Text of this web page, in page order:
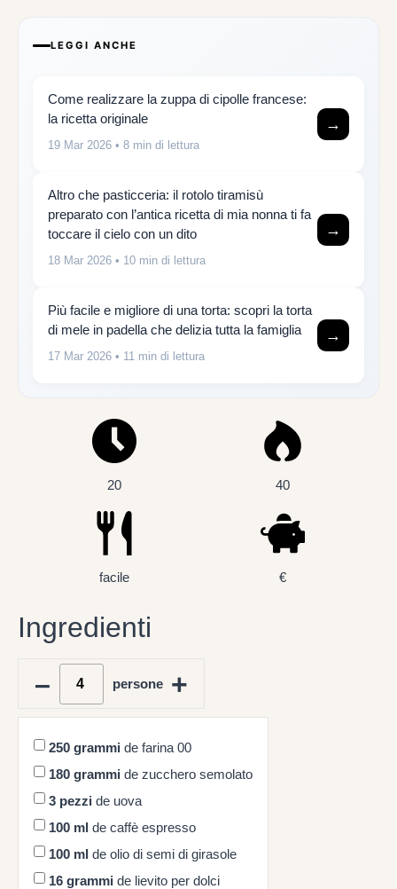
LEGGI ANCHE
Come realizzare la zuppa di cipolle francese:
la ricetta originale
19 Mar 2026 • 8 min di lettura
→
Altro che pasticceria: il rotolo tiramisù
preparato con l’antica ricetta di mia nonna ti fa
toccare il cielo con un dito
18 Mar 2026 • 10 min di lettura
→
Più facile e migliore di una torta: scopri la torta
di mele in padella che delizia tutta la famiglia
17 Mar 2026 • 11 min di lettura
→
20 40
facile €
Ingredienti
–
persone +
250 grammi de farina 00
180 grammi de zucchero semolato
3 pezzi de uova
100 ml de caffè espresso
100 ml de olio di semi di girasole
16 grammi de lievito per dolci